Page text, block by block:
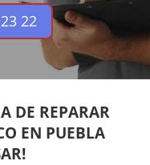
22
DE REPARAR
EN PUEBLA